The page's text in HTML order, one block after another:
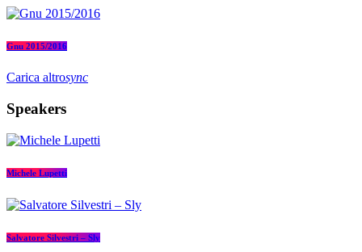
Gnu 2015/2016
Carica altrosync
Speakers
Michele Lupetti
Salvatore Silvestri – Sly